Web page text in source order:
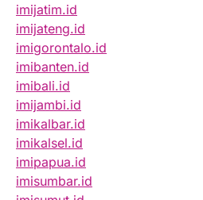
imijatim.id
imijateng.id
imigorontalo.id
imibanten.id
imibali.id
imijambi.id
imikalbar.id
imikalsel.id
imipapua.id
imisumbar.id